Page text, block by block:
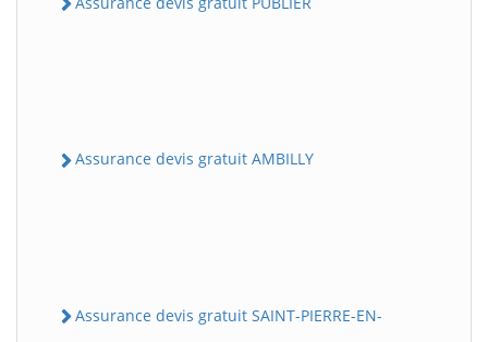
Assurance devis gratuit AMBILLY
Assurance devis gratuit SAINT-PIERRE-EN-